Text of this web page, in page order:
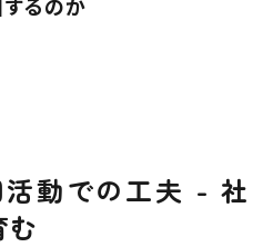
活動での工夫 - 社
む